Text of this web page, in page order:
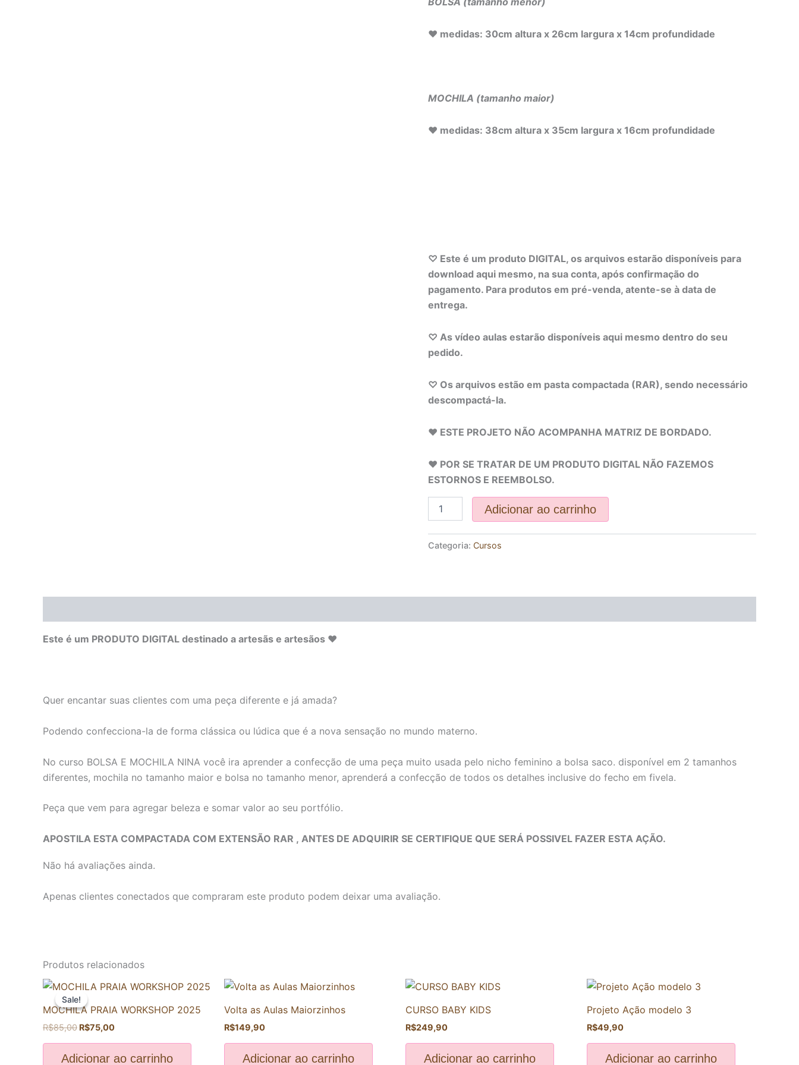
♥ medidas: 30cm altura x 26cm largura x 14cm profundidade
MOCHILA (tamanho maior)
♥ medidas: 38cm altura x 35cm largura x 16cm profundidade
♡ Este é um produto DIGITAL, os arquivos estarão disponíveis para
download aqui mesmo, na sua conta, após confirmação do
pagamento. Para produtos em pré-venda, atente-se à data de
entrega.
♡ As vídeo aulas estarão disponíveis aqui mesmo dentro do seu
pedido.
♡ Os arquivos estão em pasta compactada (RAR), sendo necessário
descompactá-la.
♥ ESTE PROJETO NÃO ACOMPANHA MATRIZ DE BORDADO.
♥ POR SE TRATAR DE UM PRODUTO DIGITAL NÃO FAZEMOS
ESTORNOS E REEMBOLSO.
Adicionar ao carrinho
Categoria: Cursos
Este é um PRODUTO DIGITAL destinado a artesãs e artesãos ♥
Quer encantar suas clientes com uma peça diferente e já amada?
Podendo confecciona-la de forma clássica ou lúdica que é a nova sensação no mundo materno.
No curso BOLSA E MOCHILA NINA você ira aprender a confecção de uma peça muito usada pelo nicho feminino a bolsa saco. disponível em 2 tamanhos
diferentes, mochila no tamanho maior e bolsa no tamanho menor, aprenderá a confecção de todos os detalhes inclusive do fecho em fivela.
Peça que vem para agregar beleza e somar valor ao seu portfólio.
APOSTILA ESTA COMPACTADA COM EXTENSÃO RAR , ANTES DE ADQUIRIR SE CERTIFIQUE QUE SERÁ POSSIVEL FAZER ESTA AÇÃO.
Não há avaliações ainda.
Apenas clientes conectados que compraram este produto podem deixar uma avaliação.
Produtos relacionados
Sale!
Sale!
MOCHILA PRAIA WORKSHOP 2025
R$85,00
O
original
era:
R$85,00.
R$75,00
O
atual
é:
R$75,00.
Adicionar ao carrinho
Volta as Aulas Maiorzinhos
R$149,90
Adicionar ao carrinho
CURSO BABY KIDS
R$249,90
Adicionar ao carrinho
Projeto Ação modelo 3
R$49,90
Adicionar ao carrinho